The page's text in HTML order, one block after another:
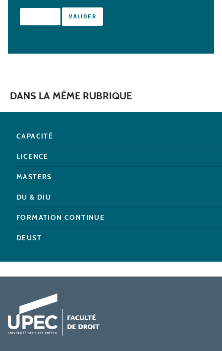
DANS LA MÊME RUBRIQUE
CAPACITÉ
LICENCE
MASTERS
DU & DIU
FORMATION CONTINUE
DEUST